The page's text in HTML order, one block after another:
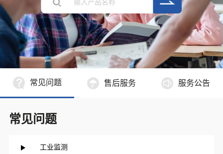
常见问题 售后服务 服务公告
常见问题
工业监测